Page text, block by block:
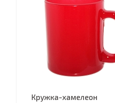
Кружка-хамелеон